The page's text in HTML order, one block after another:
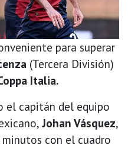
para superar
(Tercera División)
Italia.
el capitán del equipo
Johan Vásquez,
con el cuadro